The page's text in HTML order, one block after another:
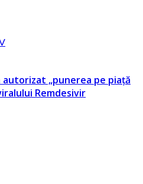
autorizat „punerea pe piață
Remdesivir